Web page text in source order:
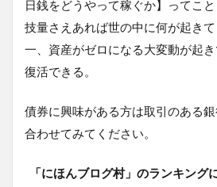
日銭をどうやって稼ぐか】ってこ
技量さえあれば世の中に何が起き
一、資産がゼロになる大変動が起
復活できる。
債券に興味がある方は取引のある
合わせてみてください。
「にほんブログ村」のランキング